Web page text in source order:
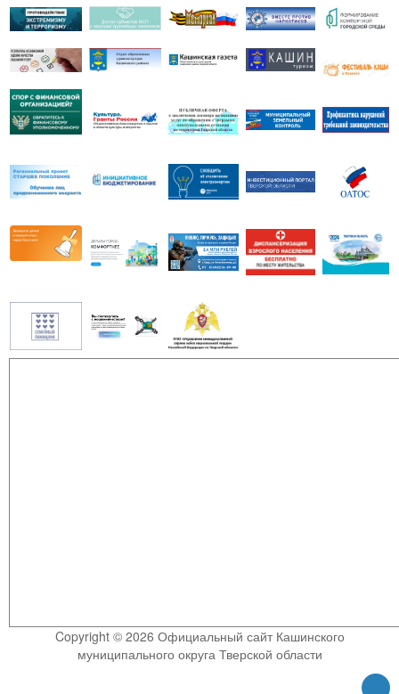
Copyright © 2026 Официальный сайт Кашинского
муниципального округа Тверской области